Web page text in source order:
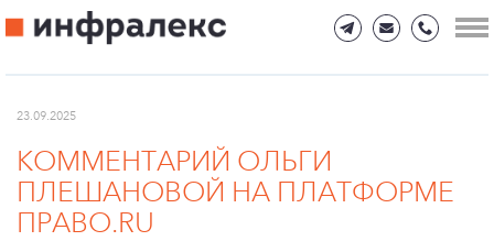
23.09.2025
КОММЕНТАРИЙ ОЛЬГИ
ПЛЕШАНОВОЙ НА ПЛАТФОРМЕ
ПРАВО.RU